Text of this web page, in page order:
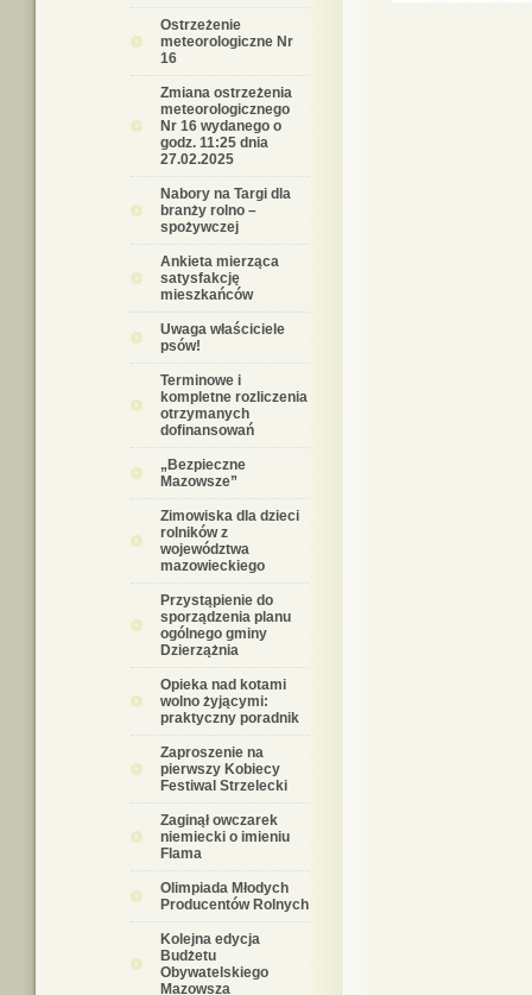
Ostrzeżenie
meteorologiczne Nr
16
Zmiana ostrzeżenia
meteorologicznego
Nr 16 wydanego o
godz. 11:25 dnia
27.02.2025
Nabory na Targi dla
branży rolno –
spożywczej
Ankieta mierząca
satysfakcję
mieszkańców
Uwaga właściciele
psów!
Terminowe i
kompletne rozliczenia
otrzymanych
dofinansowań
„Bezpieczne
Mazowsze”
Zimowiska dla dzieci
rolników z
województwa
mazowieckiego
Przystąpienie do
sporządzenia planu
ogólnego gminy
Dzierzążnia
Opieka nad kotami
wolno żyjącymi:
praktyczny poradnik
Zaproszenie na
pierwszy Kobiecy
Festiwal Strzelecki
Zaginął owczarek
niemiecki o imieniu
Flama
Olimpiada Młodych
Producentów Rolnych
Kolejna edycja
Budżetu
Obywatelskiego
Mazowsza